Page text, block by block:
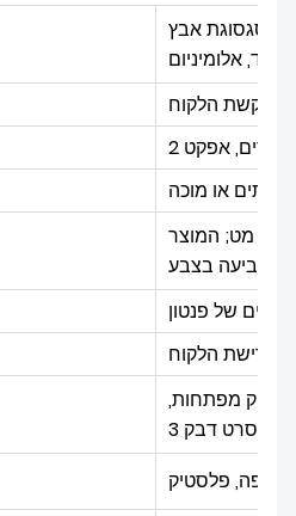
אלומיניום
בקשת הלקוח
מתים או מוכה
או מט; המוצר
וצביעה בצבע
של פנטון
דרישת הלקוח
מחזיק מפתחות,
קטיפה, פלסטיק